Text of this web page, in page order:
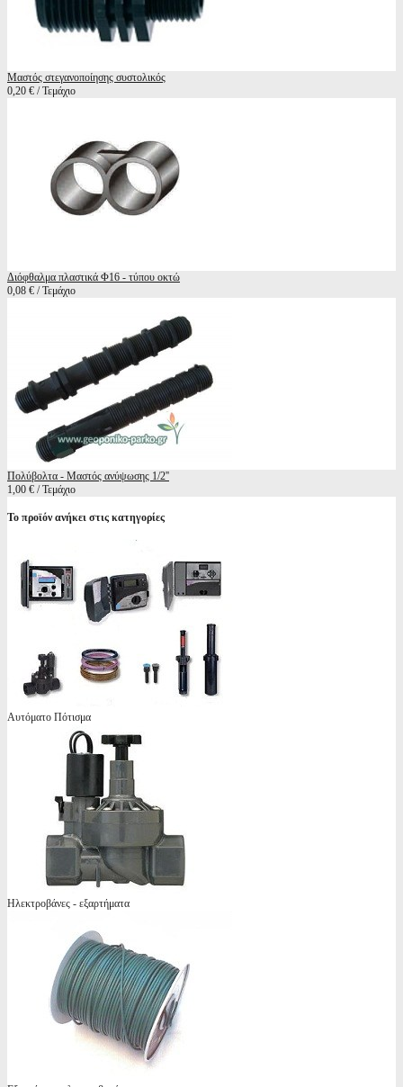
Μαστός στεγανοποίησης συστολικός
0,20 € / Τεμάχιο
Διόφθαλμα πλαστικά Φ16 - τύπου οκτώ
0,08 € / Τεμάχιο
Πολύβολτα - Μαστός ανύψωσης 1/2''
1,00 € / Τεμάχιο
Το προϊόν ανήκει στις κατηγορίες
Αυτόματο Πότισμα
Ηλεκτροβάνες - εξαρτήματα